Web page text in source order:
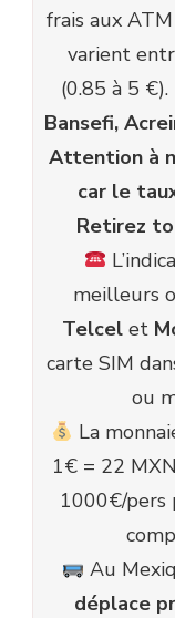
frais aux
varient
(0.85 à 5
Bansefi,
Attention à
car le
Retirez
meilleurs
Telcel et
carte SIM
ou
La
1€ = 22
1000€/pers
Au
déplace